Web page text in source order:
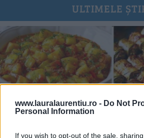
www.lauralaurentiu.ro - Do Not
Personal Information
If you wish to opt-out of the sale,
ULTIMELE